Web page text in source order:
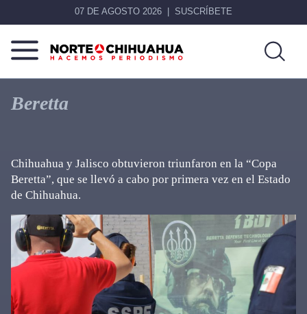
07 DE AGOSTO 2026 SUSCRÍBETE
Norte
De
Chihuahua
Más
que
noticias,
Beretta
Chihuahua y Jalisco obtuvieron triunfaron en la “Copa
Beretta”, que se llevó a cabo por primera vez en el Estado
de Chihuahua.